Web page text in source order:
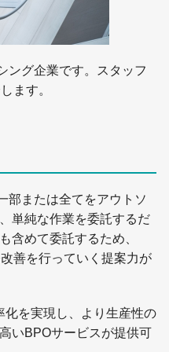
ング企業です。スタッフ
ます。
部または全てをアウトソ
単純な作業を委託するだ
含めて委託するため、
善を行っていく提案力が
を実現し、より生産性の
いBPOサービスが提供可